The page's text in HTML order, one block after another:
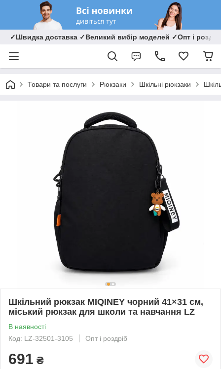
✓Швидка доставка ✓Великий вибір моделей ✓Опт і
Товари та послуги Рюкзаки Шкільні рюкзаки
Шкільний рюкзак MIQINEY чорний 41×31 см,
міський рюкзак для школи та навчання LZ
В наявності
Код: LZ-32501-3105
Опт і роздріб
691 ₴